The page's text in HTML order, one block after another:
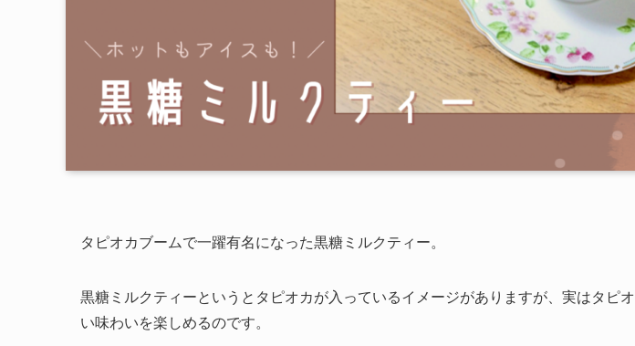
タピオカブームで一躍有名になった黒糖ミルクティー。
黒糖ミルクティーというとタピオカが入っているイメージがありますが、実はタピ
い味わいを楽しめるのです。